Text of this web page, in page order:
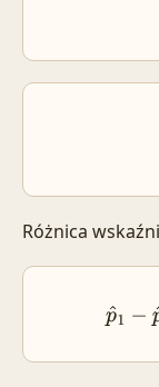
Różnica
p^